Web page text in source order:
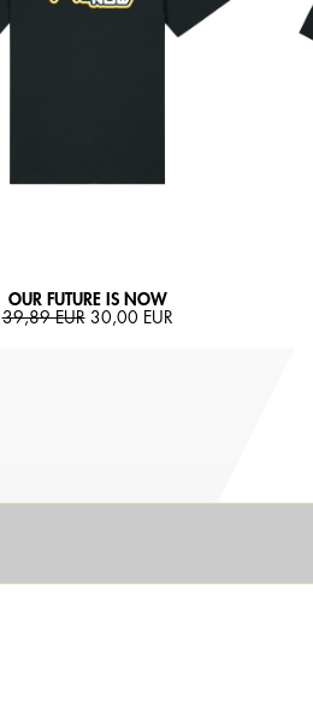
OUR FUTURE IS NOW
39,89 EUR30,00 EUR